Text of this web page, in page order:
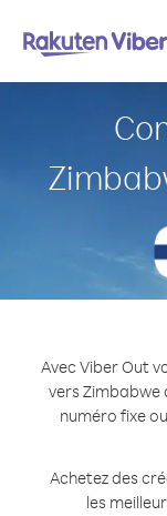
Avec Viber Out
vers Zimbabwe
numéro fixe
Achetez des
les